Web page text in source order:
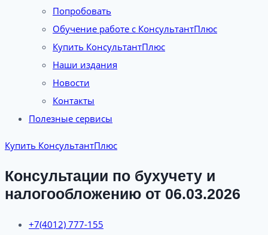
Попробовать
Обучение работе с КонсультантПлюс
Купить КонсультантПлюс
Наши издания
Новости
Контакты
Полезные сервисы
Купить КонсультантПлюс
Консультации по бухучету и
налогообложению от 06.03.2026
+7(4012) 777-155